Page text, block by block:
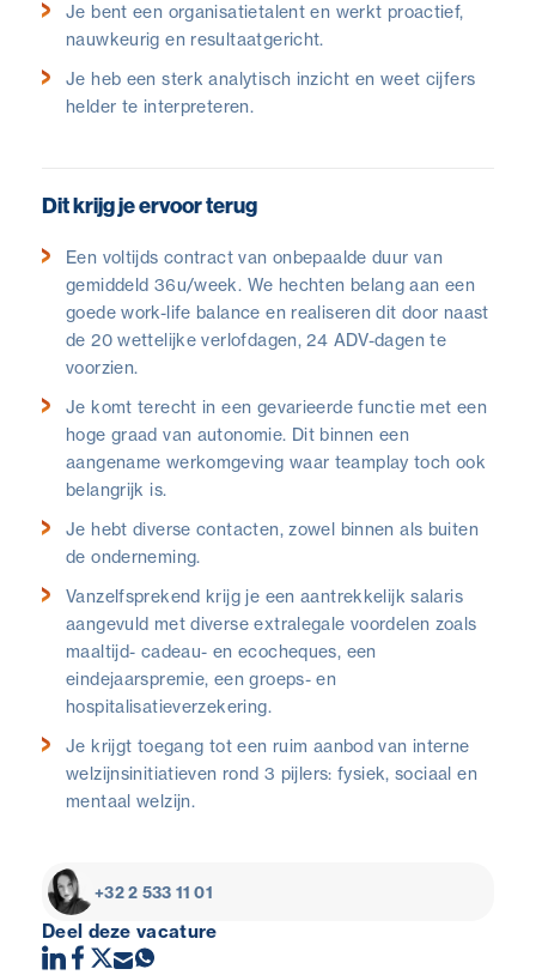
Je bent een organisatietalent en werkt proactief,
nauwkeurig en resultaatgericht.
Je heb een sterk analytisch inzicht en weet cijfers
helder te interpreteren.
Dit krijg je ervoor terug
Een voltijds contract van onbepaalde duur van
gemiddeld 36u/week. We hechten belang aan een
goede work-life balance en realiseren dit door naast
de 20 wettelijke verlofdagen, 24 ADV-dagen te
voorzien.
Je komt terecht in een gevarieerde functie met een
hoge graad van autonomie. Dit binnen een
aangename werkomgeving waar teamplay toch ook
belangrijk is.
Je hebt diverse contacten, zowel binnen als buiten
de onderneming.
Vanzelfsprekend krijg je een aantrekkelijk salaris
aangevuld met diverse extralegale voordelen zoals
maaltijd- cadeau- en ecocheques, een
eindejaarspremie, een groeps- en
hospitalisatieverzekering.
Je krijgt toegang tot een ruim aanbod van interne
welzijnsinitiatieven rond 3 pijlers: fysiek, sociaal en
mentaal welzijn.
+32 2 533 11 01
Deel deze vacature